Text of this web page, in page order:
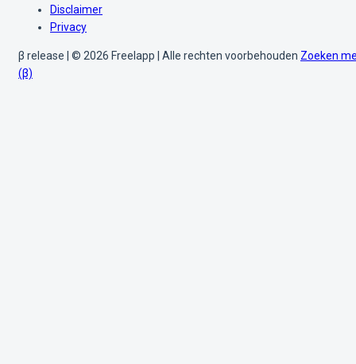
Disclaimer
Privacy
β release | © 2026 Freelapp | Alle rechten voorbehouden Zoeken
(β)